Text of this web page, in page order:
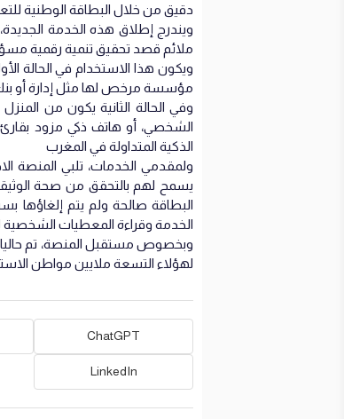
دقيق من خلال البطاقة الوطنية
ويندرج إطلاق هذه الخدمة الجديدة،
ملائم قصد تحقيق تنمية رقمية
ويكون هذا الاستخدام في الحالة
مؤسسة مرخص لها مثل إدارة أو
وفي الحالة الثانية يكون من
الذكية المتداولة في المغرب
ولمقدمي الخدمات، تلبي المنصة
يسمح لهم بالتحقق من صحة
البطاقة صالحة ولم يتم إلغاؤها
الخدمة وقراءة المعطيات الشخصية
لهؤلاء التسعة ملايين مواطن
ChatGPT
LinkedIn